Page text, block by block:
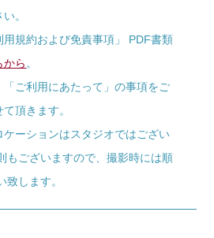
。
用規約および免責事項」 PDF書類
から。
ご利用にあたって」の事項をご
頂きます。
ーションはスタジオではござい
もございますので、撮影時には順
致します。